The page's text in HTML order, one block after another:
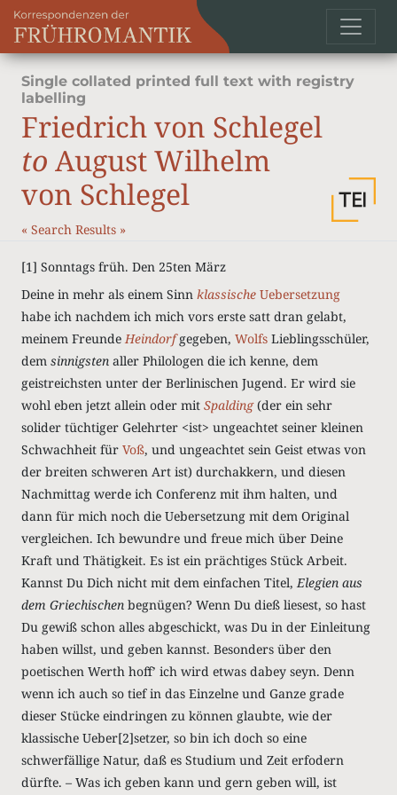
Single collated printed full text with registry
labelling
Friedrich von Schlegel
to August Wilhelm
von Schlegel
« Search Results »
[1] Sonntags früh. Den 25ten März
Deine in mehr als einem Sinn klassische Uebersetzung
habe ich nachdem ich mich vors erste satt dran gelabt,
meinem FreundeHeindorfgegeben, Wolfs Lieblingsschüler,
dem sinnigsten aller Philologen die ich kenne, dem
geistreichsten unter der Berlinischen Jugend. Er wird sie
wohl eben jetzt allein oder mit Spalding(der ein sehr
solider tüchtiger Gelehrter <ist> ungeachtet seiner kleinen
Schwachheit für Voß, und ungeachtet sein Geist etwas von
der breiten schweren Art ist) durchakkern, und diesen
Nachmittag werde ich Conferenz mit ihm halten, und
dann für mich noch die Uebersetzung mit dem Original
vergleichen. Ich bewundre und freue mich über Deine
Kraft und Thätigkeit. Es ist ein prächtiges Stück Arbeit.
Kannst Du Dich nicht mit dem einfachen Titel,Elegien aus
dem Griechischen begnügen? Wenn Du dieß liesest, so hast
Du gewiß schon alles abgeschickt, was Du in der Einleitung
haben willst, und geben kannst. Besonders über den
poetischen Werth hoffʼ ich wird etwas dabey seyn. Denn
wenn ich auch so tief in das Einzelne und Ganze grade
dieser Stücke eindringen zu können glaubte, wie der
klassische Ueber[2]setzer, so bin ich doch so eine
schwerfällige Natur, daß es Studium und Zeit erfodern
dürfte. – Was ich geben kann und gern geben will, ist